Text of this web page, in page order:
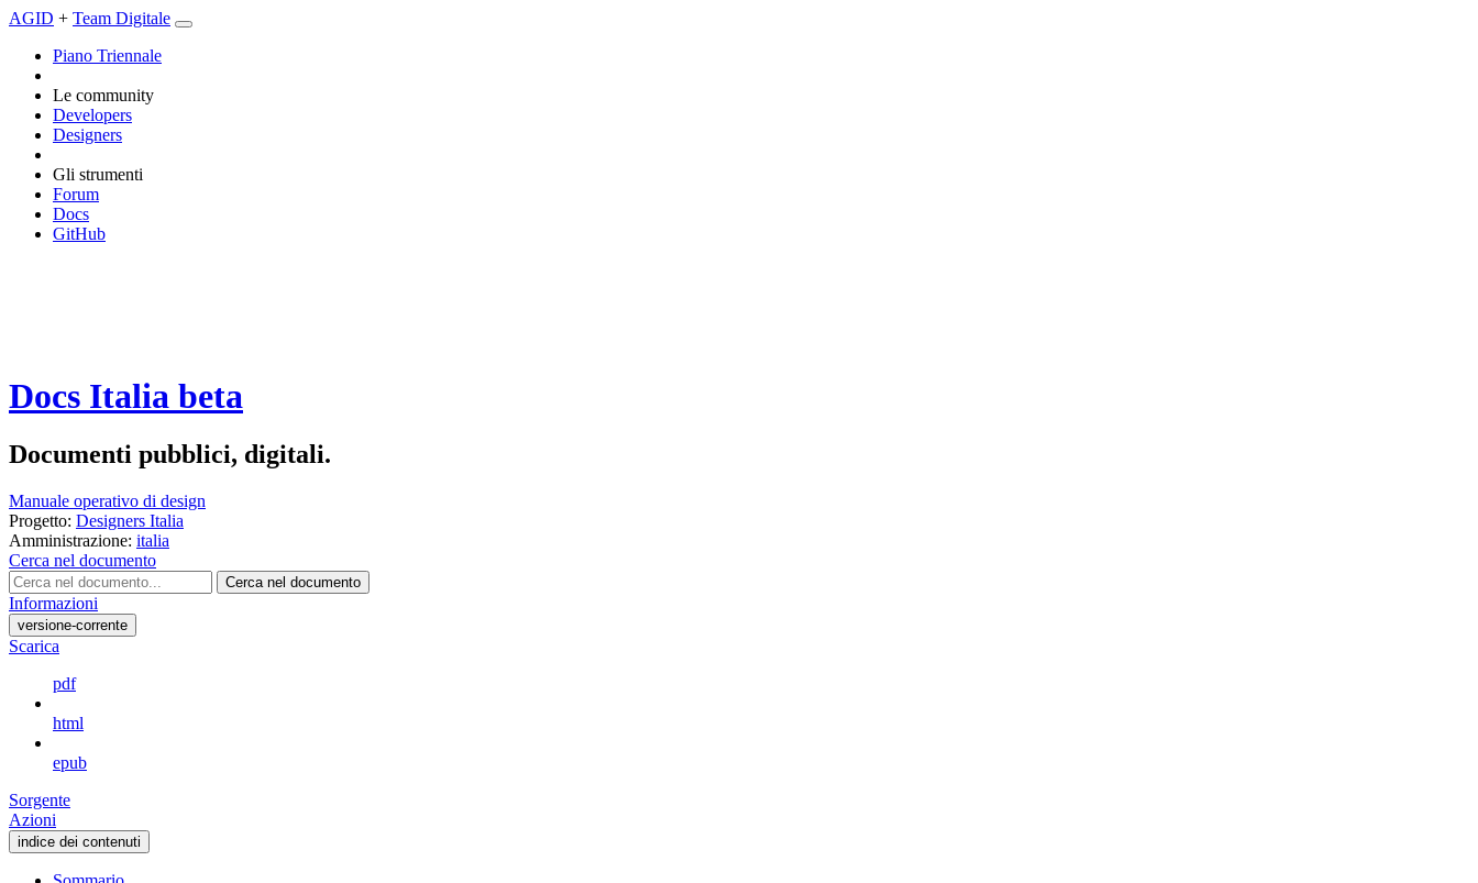
AGID + Team Digitale
Piano Triennale
Le community
Developers
Designers
Gli strumenti
Forum
Docs
GitHub
Docs Italia beta
Documenti pubblici, digitali.
Manuale operativo di design
Progetto: Designers Italia
Amministrazione: italia
Cerca nel documento
Cerca nel documento
Informazioni
versione-corrente
Scarica
pdf
html
epub
Sorgente
Azioni
indice dei contenuti